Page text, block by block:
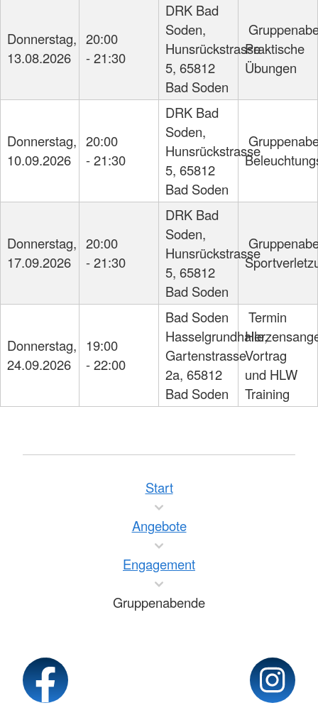
Donnerstag,
13.08.2026
20:00
- 21:30
DRK Bad
Soden,
Hunsrückstrasse
5, 65812
Bad Soden
Praktische
Übungen
Donnerstag,
10.09.2026
20:00
- 21:30
DRK Bad
Soden,
Hunsrückstrasse
5, 65812
Bad Soden
Donnerstag,
17.09.2026
20:00
- 21:30
DRK Bad
Soden,
Hunsrückstrasse
5, 65812
Bad Soden
Donnerstag,
24.09.2026
19:00
- 22:00
Bad Soden
Hasselgrundhalle,
Gartenstrasse
2a, 65812
Bad Soden
Termin
Vortrag
und HLW
Training
Start
Angebote
Engagement
Gruppenabende